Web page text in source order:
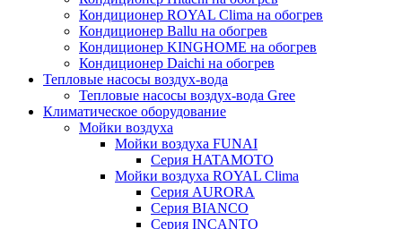
Кондиционер ROYAL Clima на обогрев
Кондиционер Ballu на обогрев
Кондиционер KINGHOME на обогрев
Кондиционер Daichi на обогрев
Тепловые насосы воздух-вода
Тепловые насосы воздух-вода Gree
Климатическое оборудование
Мойки воздуха
Мойки воздуха FUNAI
Серия HATAMOTO
Мойки воздуха ROYAL Clima
Серия AURORA
Серия BIANCO
Серия INCANTO